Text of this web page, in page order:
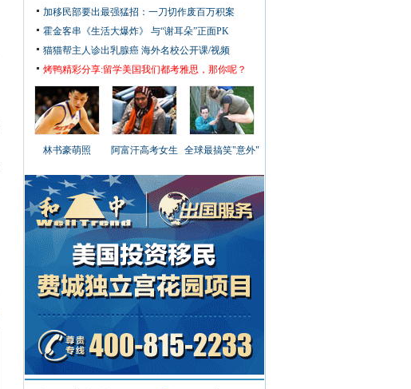
加移民部要出最强猛招：一刀切作废百万积案
霍金客串《生活大爆炸》 与“谢耳朵”正面PK
猫猫帮主人诊出乳腺癌 海外名校公开课/视频
烤鸭精彩分享:留学美国我们都考雅思，那你呢？
林书豪萌照 阿富汗高考女生 全球最搞笑"意外"